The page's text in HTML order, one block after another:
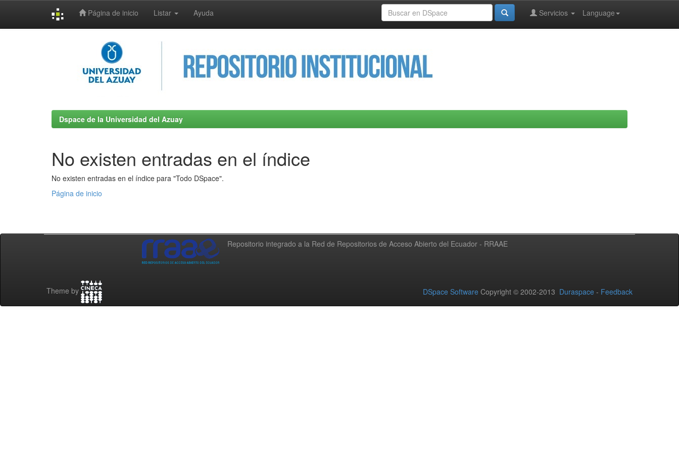
Página de inicio Listar Ayuda Language
Servicios
Dspace de la Universidad del Azuay
No existen entradas en el índice
No existen entradas en el índice para "Todo DSpace".
Página de inicio
Repositorio integrado a la Red de Repositorios de Acceso Abierto del Ecuador - RRAAE
Theme by DSpace Software Copyright © 2002-2013 Duraspace - Feedback